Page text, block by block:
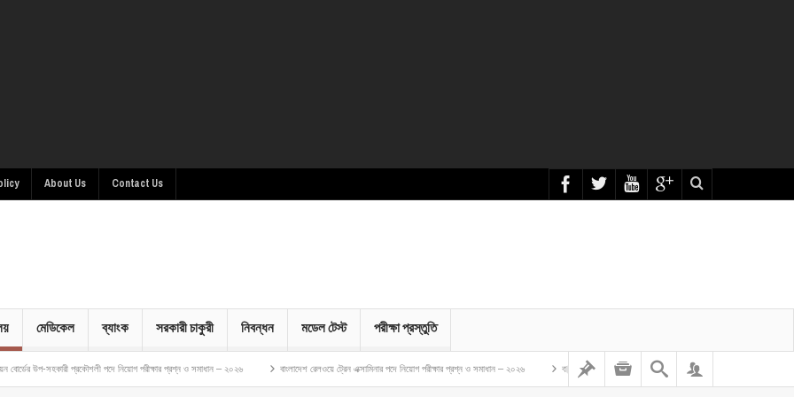
About Us Contact Us
মেডিকেল ব্যাংক সরকারী চাকুরী নিবন্ধন মডেল টেস্ট পরীক্ষা প্রস্তুতি
প্রকৌশলী পদে নিয়োগ পরীক্ষার প্রশ্ন ও সমাধান – ২০২৬ বাংলাদেশ রেলওয়ে ট্রেন এক্সামিনার পদে নিয়োগ পরীক্ষার প্রশ্ন ও সমাধান – ২০২৬ বাংলাদেশ গম ও ভুট্টা গবেষণা ইনস্টিটিউট এর অফিস সহকারী কাম কম্পিউটার মুদ্রাক্ষরিক